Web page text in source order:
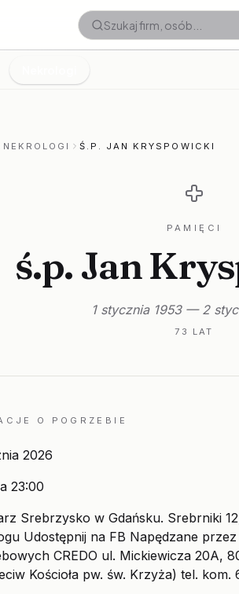
NEKROLOGI Ś.P. JAN KRYSPOWICKI
PAMIĘCI
ś.p. Jan
1 stycznia 1953 — 2
73 LAT
O POGRZEBIE
2026
23:00
Srebrzysko w Gdańsku. Srebrniki
Udostępnij na FB Napędzane przez
CREDO ul. Mickiewicza 20A,
Kościoła pw. św. Krzyża) tel. kom.